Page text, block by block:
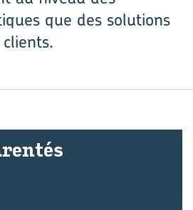
que des solutions